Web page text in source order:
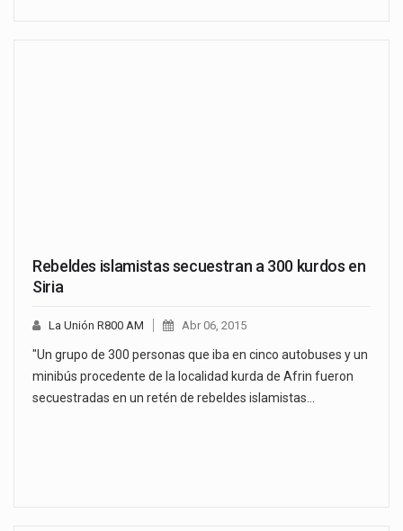
Rebeldes islamistas secuestran a 300 kurdos en
Siria
La Unión R800 AM Abr 06, 2015
"Un grupo de 300 personas que iba en cinco autobuses y un
minibús procedente de la localidad kurda de Afrin fueron
secuestradas en un retén de rebeldes islamistas…